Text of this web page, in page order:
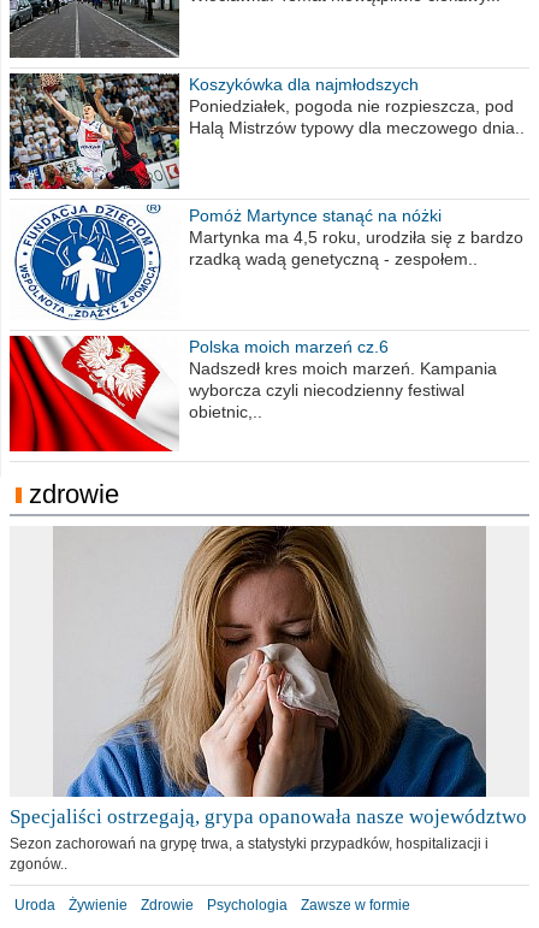
Koszykówka dla najmłodszych
Poniedziałek, pogoda nie rozpieszcza, pod
Halą Mistrzów typowy dla meczowego dnia..
Pomóż Martynce stanąć na nóżki
Martynka ma 4,5 roku, urodziła się z bardzo
rzadką wadą genetyczną - zespołem..
Polska moich marzeń cz.6
Nadszedł kres moich marzeń. Kampania
wyborcza czyli niecodzienny festiwal
obietnic,..
zdrowie
Specjaliści ostrzegają, grypa opanowała nasze województwo
Sezon zachorowań na grypę trwa, a statystyki przypadków, hospitalizacji i
zgonów..
Uroda Żywienie Zdrowie Psychologia Zawsze w formie